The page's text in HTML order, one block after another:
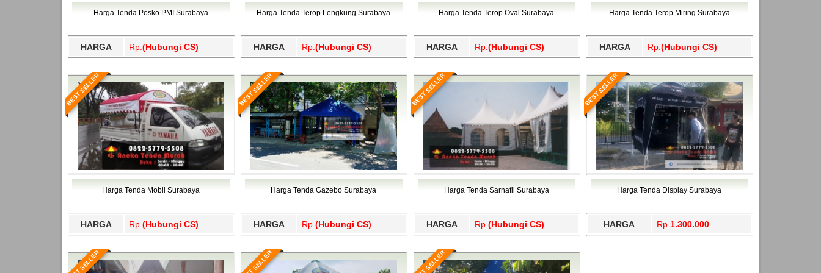
Bawang Barat, Tulangbawang, Tulungagung, Wajo, Wakatobi, Waropen, Way Kanan, Wonogiri, Wonosobo, Yahukimo, Yalimo, Yogyakarta.
Harga Tenda Posko PMI Surabaya
HARGA Rp. (Hubungi CS)
Harga Tenda Terop Lengkung Surabaya
HARGA Rp. (Hubungi CS)
Harga Tenda Terop Oval Surabaya
HARGA Rp. (Hubungi CS)
Harga Tenda Terop Miring Surabaya
HARGA Rp. (Hubungi CS)
BEST SELLER
Harga Tenda Mobil Surabaya
HARGA Rp. (Hubungi CS)
BEST SELLER
Harga Tenda Gazebo Surabaya
HARGA Rp. (Hubungi CS)
BEST SELLER
Harga Tenda Sarnafil Surabaya
HARGA Rp. (Hubungi CS)
BEST SELLER
Harga Tenda Display Surabaya
HARGA Rp. 1.300.000